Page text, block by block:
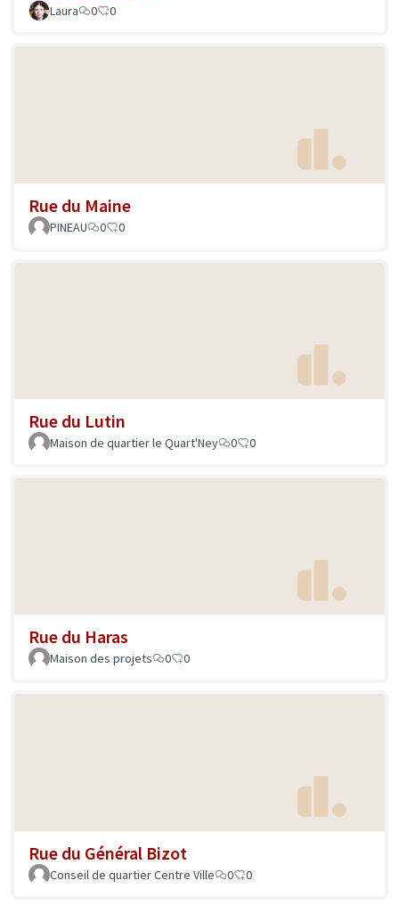
Laura 0 0
Rue du Maine
PINEAU 0 0
Rue du Lutin
Maison de quartier le Quart'Ney 0 0
Rue du Haras
Maison des projets 0 0
Rue du Général Bizot
Conseil de quartier Centre Ville 0 0